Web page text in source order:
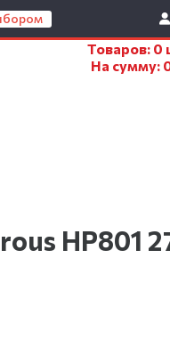
Товаров: 0
На сумму:
HP801